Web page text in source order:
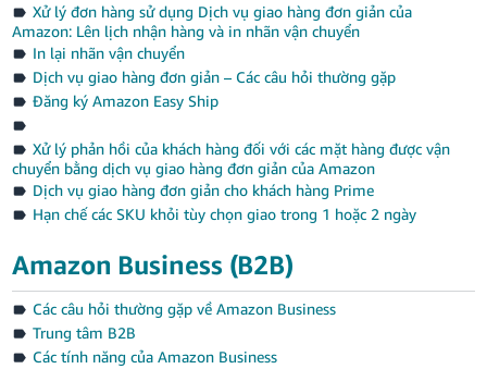
Xử lý đơn hàng sử dụng Dịch vụ giao hàng đơn giản của
Amazon: Lên lịch nhận hàng và in nhãn vận chuyển
In lại nhãn vận chuyển
Dịch vụ giao hàng đơn giản – Các câu hỏi thường gặp
Đăng ký Amazon Easy Ship
Xử lý phản hồi của khách hàng đối với các mặt hàng được vận
chuyển bằng dịch vụ giao hàng đơn giản của Amazon
Dịch vụ giao hàng đơn giản cho khách hàng Prime
Hạn chế các SKU khỏi tùy chọn giao trong 1 hoặc 2 ngày
Amazon Business (B2B)
Các câu hỏi thường gặp về Amazon Business
Trung tâm B2B
Các tính năng của Amazon Business